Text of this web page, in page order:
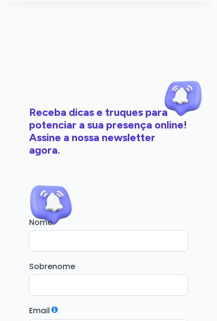
Receba dicas e truques para
potenciar a sua presença online!
Assine a nossa newsletter
agora.
Nome
Sobrenome
Email